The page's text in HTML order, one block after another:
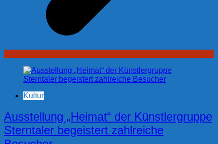
Kultur
Ausstellung „Heimat“ der Künstlergruppe
Sterntaler begeistert zahlreiche